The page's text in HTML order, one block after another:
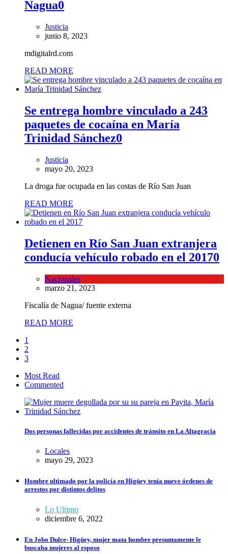
Nagua0
Justicia
junio 8, 2023
mdigitalrd.com
READ MORE
Se entrega hombre vinculado a 243
paquetes de cocaína en María
Trinidad Sánchez0
Justicia
mayo 20, 2023
La droga fue ocupada en las costas de Río San Juan
READ MORE
Detienen en Río San Juan extranjera
conducía vehículo robado en el 20170
Nacionales
marzo 21, 2023
Fiscalía de Nagua/ fuente externa
READ MORE
1
2
3
Most Read
Commented
Dos personas fallecidas por accidentes de tránsito en La Altagracia
Locales
mayo 29, 2023
Hombre ultimado por la policía en Higüey tenía nueve órdenes de
arrestos por distintos delitos
Lo Ultimo
diciembre 6, 2022
En Jobo Dulce- Higüey, mujer mata hombre presuntamente le
buscaba mujeres al esposo